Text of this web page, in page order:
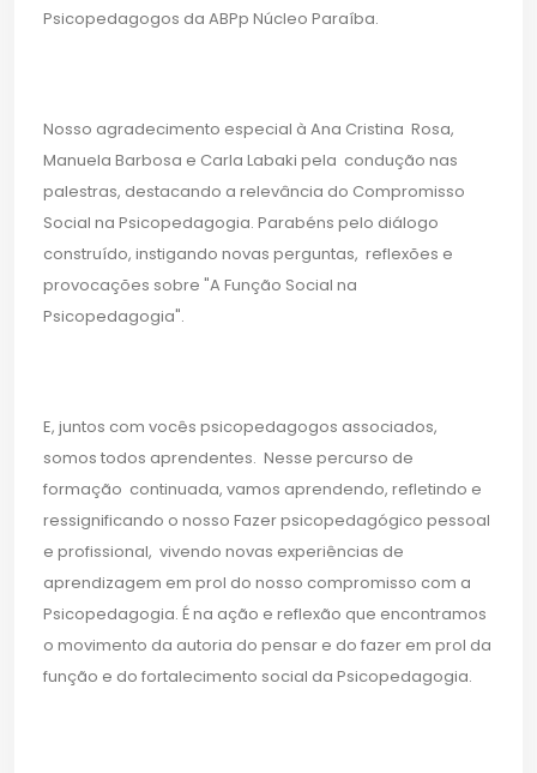
Psicopedagogos da ABPp Núcleo Paraíba.
Nosso agradecimento especial à Ana Cristina Rosa,
Manuela Barbosa e Carla Labaki pela condução nas
palestras, destacando a relevância do Compromisso
Social na Psicopedagogia. Parabéns pelo diálogo
construído, instigando novas perguntas, reflexões e
provocações sobre "A Função Social na
Psicopedagogia".
E, juntos com vocês psicopedagogos associados,
somos todos aprendentes. Nesse percurso de
formação continuada, vamos aprendendo, refletindo e
ressignificando o nosso Fazer psicopedagógico pessoal
e profissional, vivendo novas experiências de
aprendizagem em prol do nosso compromisso com a
Psicopedagogia. É na ação e reflexão que encontramos
o movimento da autoria do pensar e do fazer em prol da
função e do fortalecimento social da Psicopedagogia.